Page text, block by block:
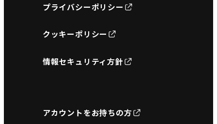
プライバシーポリシー
クッキーポリシー
情報セキュリティ方針
アカウントをお持ちの方